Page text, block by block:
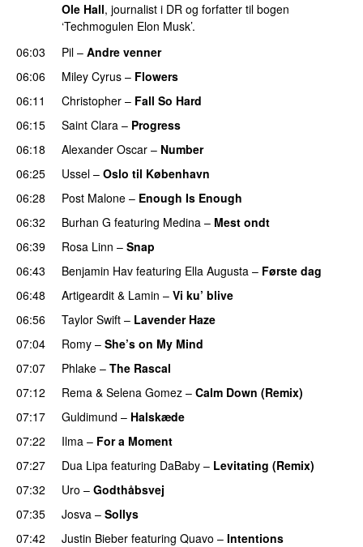
Ole Hall, journalist i DR og forfatter til bogen
‘Techmogulen Elon Musk’.
06:03
Pil – Andre venner
06:06
Miley Cyrus – Flowers
06:11
Christopher – Fall So Hard
06:15
Saint Clara – Progress
06:18
Alexander Oscar – Number
06:25
Ussel – Oslo til København
06:28
Post Malone – Enough Is Enough
06:32
Burhan G featuring Medina – Mest ondt
06:39
Rosa Linn – Snap
06:43
Benjamin Hav featuring Ella Augusta – Første dag
06:48 Artigeardit & Lamin – Vi ku’ blive
06:56
Taylor Swift – Lavender Haze
07:04
Romy – She’s on My Mind
07:07 Phlake – The Rascal
07:12
Rema & Selena Gomez – Calm Down (Remix)
07:17
Guldimund – Halskæde
07:22
Ilma – For a Moment
07:27 Dua Lipa featuring DaBaby – Levitating (Remix)
07:32
Uro – Godthåbsvej
07:35
Josva – Sollys
07:42
Justin Bieber featuring Quavo – Intentions